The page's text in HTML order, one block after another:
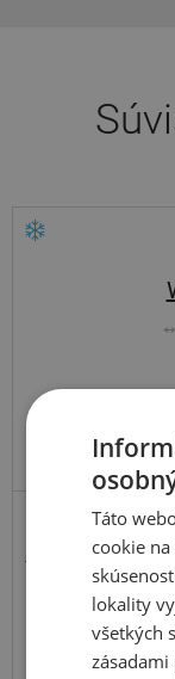
ZOSÍLENÁ
221,40 €
83,50 €
SKLADOM
Táto
cookie
lokality
všetkých